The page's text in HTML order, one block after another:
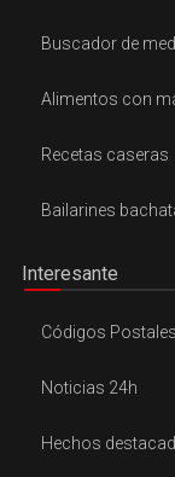
Buscador de
Alimentos con
Recetas caseras
Bailarines
Interesante
Códigos Postales
Noticias 24h
Hechos